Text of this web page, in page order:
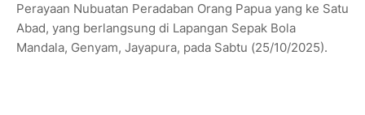
Perayaan Nubuatan Peradaban Orang Papua yang ke Satu
Abad, yang berlangsung di Lapangan Sepak Bola
Mandala, Genyam, Jayapura, pada Sabtu (25/10/2025).